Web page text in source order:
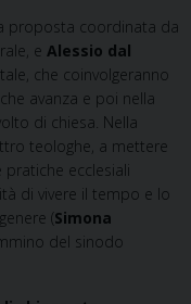
proposta coordinata da
e Alessio dal
che coinvolgeranno
avanza e poi nella
di chiesa. Nella
teologhe, a mettere
ecclesiali
di vivere il tempo e lo
(Simona
del sinodo